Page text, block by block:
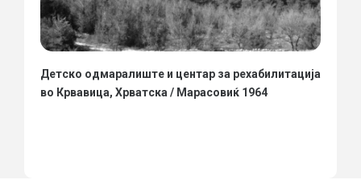
Детско одмаралиште и центар за рехабилитација
во Крвавица, Хрватска / Марасовиќ 1964